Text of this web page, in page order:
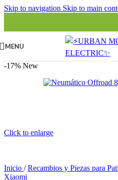
Skip to navigation Skip to main
MENU
-17% New
Click to enlarge
Inicio / Recambios y Piezas para
Xiaomi